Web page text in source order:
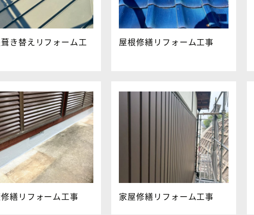
き替えリフォーム工
屋根修繕リフォーム工事
繕リフォーム工事 家屋修繕リフォーム工事